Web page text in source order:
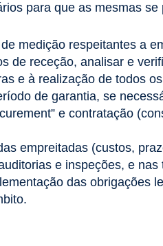
para que as mesmas
medição respeitantes a
de receção, analisar e
e à realização de todos
de garantia, se
e contratação
empreitadas (custos,
e inspeções, e
das obrigações